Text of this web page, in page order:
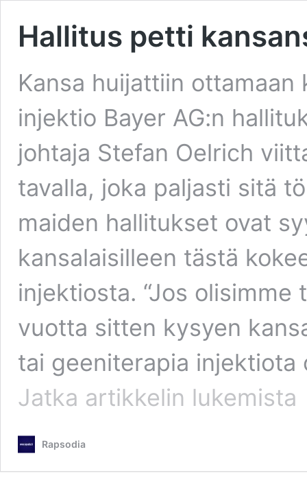
Hallitus petti
Kansa huijattiin
injektio Bayer AG:n
johtaja Stefan Oelrich
tavalla, joka paljasti sitä
maiden hallitukset ovat
kansalaisilleen tästä
injektiosta. “Jos
vuotta sitten kysyen
tai geeniterapia injektiota
Jatka artikkelin
Hallitus
petti
lukemista
Rapsodia